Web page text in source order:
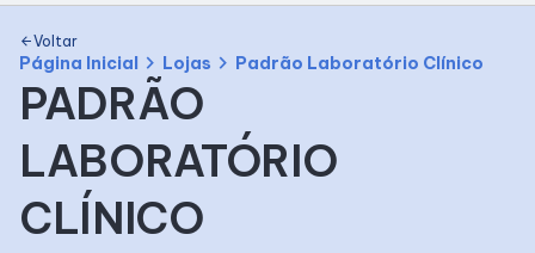
Acessar todos os horários
Shopping
Mapa Interno
Como Chegar
Facilidades
arrow_backVoltar
Página Inicial chevron_right Lojas chevron_right Padrão Laboratório Clínico
PADRÃO
LABORATÓRIO
CLÍNICO